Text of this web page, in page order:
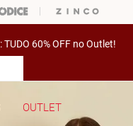
COM NOSSA PERSONAL
60% OFF no Outlet!
OUTLET